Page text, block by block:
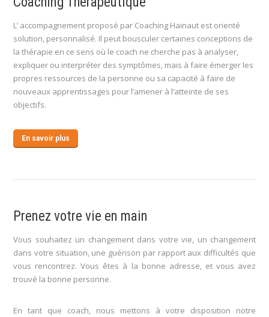
L’ accompagnement proposé par Coaching Hainaut est orienté
solution, personnalisé. Il peut bousculer certaines conceptions de
la thérapie en ce sens où le coach ne cherche pas à analyser,
expliquer ou interpréter des symptômes, mais à faire émerger les
propres ressources de la personne ou sa capacité à faire de
nouveaux apprentissages pour l’amener à l’atteinte de ses
objectifs.
En savoir plus
Prenez votre vie en main
Vous souhaitez un changement dans votre vie, un changement
dans votre situation, une guérison par rapport aux difficultés que
vous rencontrez. Vous êtes à la bonne adresse, et vous avez
trouvé la bonne personne.
En tant que coach, nous mettons à votre disposition notre